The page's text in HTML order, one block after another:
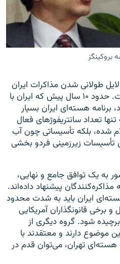
بروکینگز
طولانی شدن مذاکرات ایران
و شش کشور قلمداد شده است. حدود ۱۰ سال پیش که ایران با
‌برنامه هسته‌ای ایران بسیار
تعداد سانتریفوژهای فعال
اعلام شده، بلکه تأسیساتی چون آب
زیرزمینی فردو بخشی
به یک توافق جامع و نهایی،
پیشنهاد داده‌اند.
ایران باید به شدت محدود
برخی قانونگذاران آمریکایی
برچیده شود. گروه دیگری از
موضوع دارند و معتقدند با
هسته‌ای تهران، می‌توان قدم در